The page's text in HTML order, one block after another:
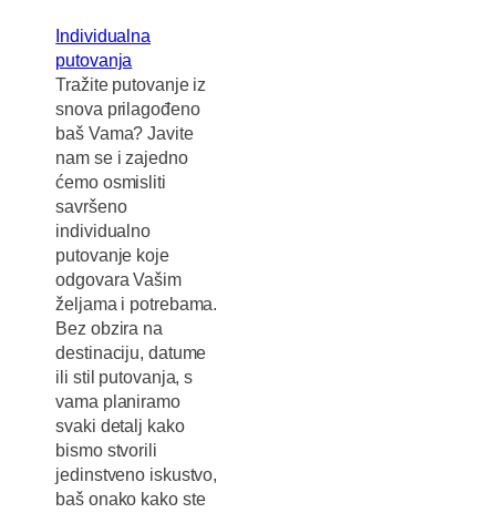
Individualna
putovanja
Tražite putovanje iz
snova prilagođeno
baš Vama? Javite
nam se i zajedno
ćemo osmisliti
savršeno
individualno
putovanje koje
odgovara Vašim
željama i potrebama.
Bez obzira na
destinaciju, datume
ili stil putovanja, s
vama planiramo
svaki detalj kako
bismo stvorili
jedinstveno iskustvo,
baš onako kako ste